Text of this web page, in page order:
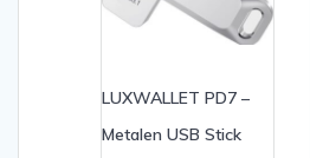
LUXWALLET PD7 –
Metalen USB Stick